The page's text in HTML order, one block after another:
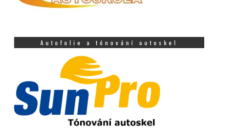
Autofolie a tónování autoskel